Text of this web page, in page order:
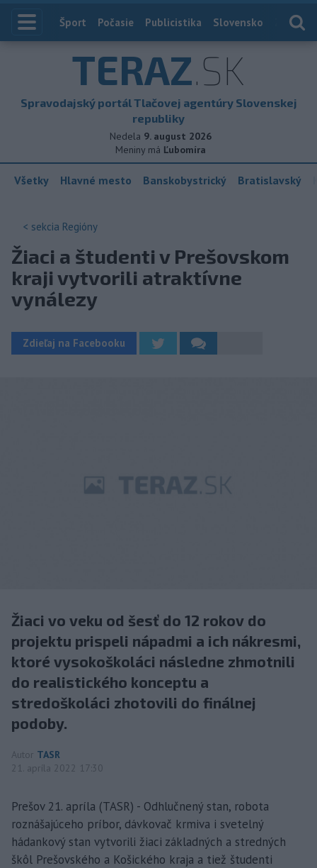
Index
Šport Počasie Publicistika Slovensko
TERAZ.SK
Spravodajský portál Tlačovej agentúry Slovenskej
republiky
Nedela 9. august 2026
Meniny má Ľubomíra
Všetky Hlavné mesto Banskobystrický Bratislavský
< sekcia Regióny
Žiaci a študenti v Prešovskom
kraji vytvorili atraktívne
vynálezy
Zdieľaj na Facebooku
Žiaci vo veku od šesť do 12 rokov do
projektu prispeli nápadmi a ich nákresmi,
ktoré vysokoškoláci následne zhmotnili
do realistického konceptu a
stredoškoláci zhotovili do finálnej
podoby.
Autor TASR
21. apríla 2022 17:30
Prešov 21. apríla (TASR) - Odhlučnený stan, robota
roznášajúceho príbor, dávkovač krmiva i svetelný
hádankový stan vytvorili žiaci základných a stredných
škôl Prešovského a Košického kraja a tiež študenti